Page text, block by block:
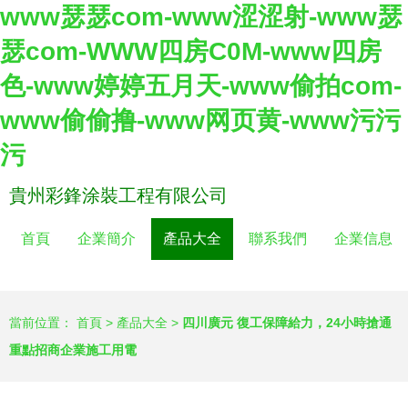
www瑟瑟com-www涩涩射-www瑟
瑟com-WWW四房C0M-www四房
色-www婷婷五月天-www偷拍com-
www偷偷撸-www网页黄-www污污
污
貴州彩鋒涂裝工程有限公司
首頁 企業簡介 產品大全 聯系我們 企業信息
當前位置： 首頁 > 產品大全 > 四川廣元 復工保障給力，24小時搶通
重點招商企業施工用電